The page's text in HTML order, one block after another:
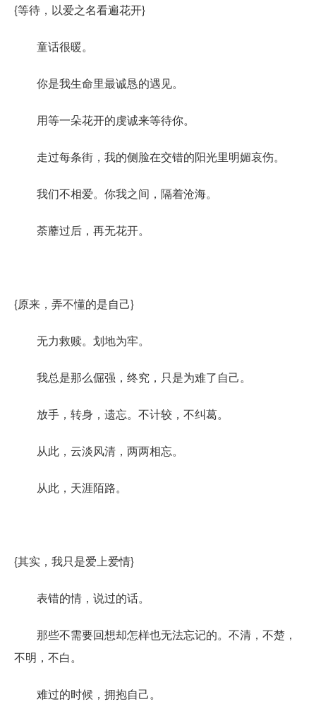
{等待，以爱之名看遍花开}
童话很暖。
你是我生命里最诚恳的遇见。
用等一朵花开的虔诚来等待你。
走过每条街，我的侧脸在交错的阳光里明媚哀伤。
我们不相爱。你我之间，隔着沧海。
荼蘼过后，再无花开。
{原来，弄不懂的是自己}
无力救赎。划地为牢。
我总是那么倔强，终究，只是为难了自己。
放手，转身，遗忘。不计较，不纠葛。
从此，云淡风清，两两相忘。
从此，天涯陌路。
{其实，我只是爱上爱情}
表错的情，说过的话。
那些不需要回想却怎样也无法忘记的。不清，不楚，
不明，不白。
难过的时候，拥抱自己。